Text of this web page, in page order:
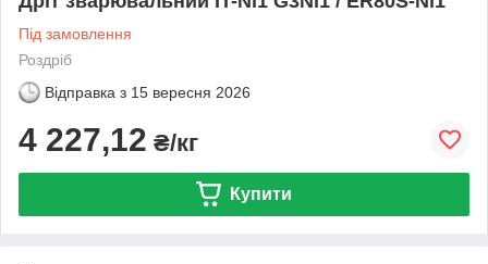
Під замовлення
Роздріб
Відправка з 15 вересня 2026
4 227,12 ₴/кг
Купити